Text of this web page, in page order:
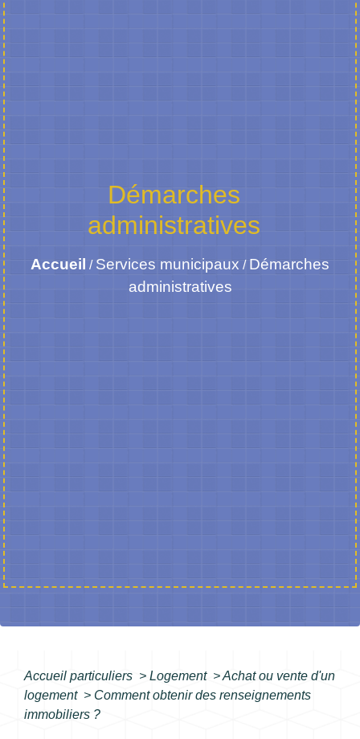
Démarches
administratives
Accueil / Services municipaux / Démarches
administratives
Accueil particuliers > Logement >Achat ou vente d'un
logement > Comment obtenir des renseignements
immobiliers ?